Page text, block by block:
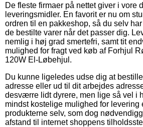
De fleste firmaer på nettet giver i vore
leveringsmidler. En favorit er nu om
ordren til en pakkeshop, så du selv
de bestilte varer når det passer dig.
nemlig i høj grad smertefri, samt tit
mulighed for fragt ved køb af Forhjul
120W El-Løbehjul.
Du kunne ligeledes udse dig at
adresse eller ud til dit arbejdes
desværre lidt dyrere, men lige så vel i
mindst kostelige mulighed for
produkterne selv, som dog
afstand til internet shoppens